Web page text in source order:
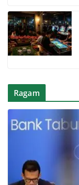
Ragam